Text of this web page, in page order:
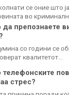
се оние што
во
да препознаете
со години се
квалитетот…
телефонските
стрес?